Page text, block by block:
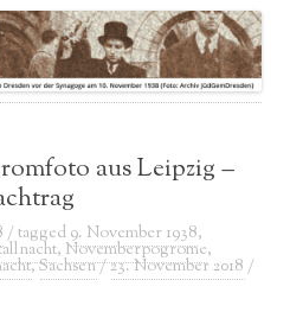
aus Leipzig –
/ tagged 9. November 1938,
, Novemberpogrome,
,Sachsen/23. November 2018 /